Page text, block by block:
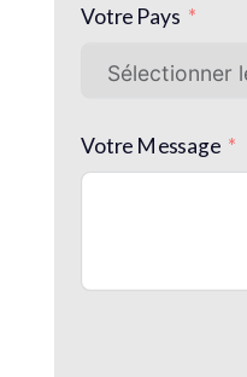
Votre Pays
Votre Message